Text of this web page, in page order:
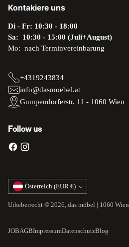
Kontakiere uns
Di - Fr: 10:30 - 18:00
Sa: 10:30 - 15:00 (Juli+August)
Mo: nach Terminvereinbarung
+4319243834
info@dasmoebel.at
Gumpendorferstr. 11 - 1060 Wien
Follow us
Währung Österreich (EUR €)
Urheberrecht © 2026, das möbel | 1060 Wien
JOBAGBImpressumDatenschutzBlog